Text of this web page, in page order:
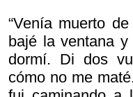
“Venía muerto
bajé la ventana
dormí. Di dos
cómo no me